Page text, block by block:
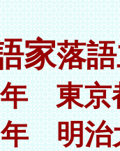
家落
東京
明治